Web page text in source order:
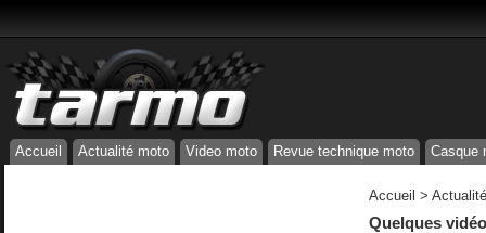
Accueil Actualité moto Video moto Revue technique moto Casque
Accueil >
Quelques